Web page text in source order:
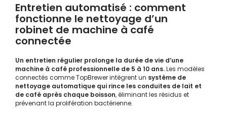
Entretien automatisé : comment
fonctionne le nettoyage d’un
robinet de machine à café
connectée
Un entretien régulier prolonge la durée de vie d’une
machine à café professionnelle de 5 à 10 ans.Les modèles
connectés comme TopBrewer intègrent un système de
nettoyage automatique qui rince les conduites de lait et
de café après chaque boisson, éliminant les résidus et
prévenant la prolifération bactérienne.